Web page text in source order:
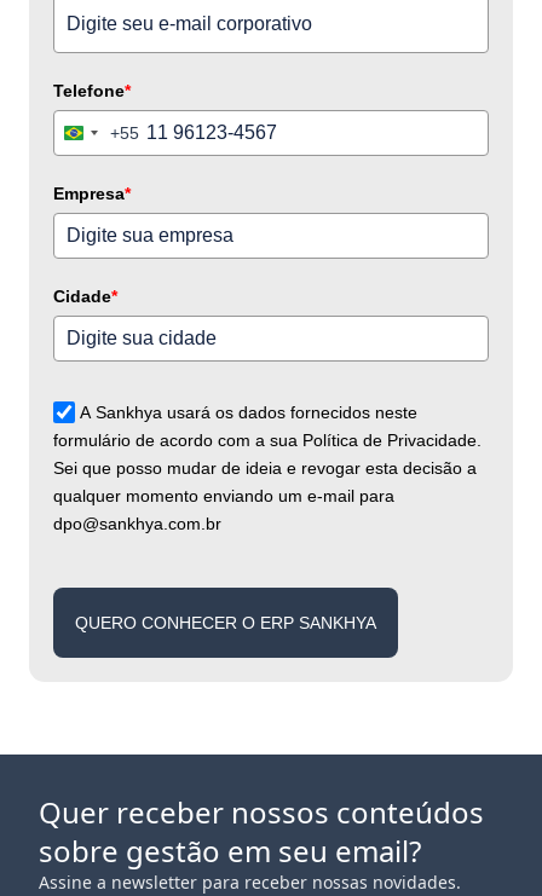
Telefone*
Brazil+55
Empresa*
Cidade*
A Sankhya usará os dados fornecidos neste
formulário de acordo com a sua Política de Privacidade.
Sei que posso mudar de ideia e revogar esta decisão a
qualquer momento enviando um e-mail para
dpo@sankhya.com.br
QUERO CONHECER O ERP SANKHYA
Quer receber nossos conteúdos
sobre gestão em seu email?
Assine a newsletter para receber nossas novidades.